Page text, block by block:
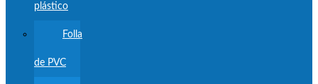
plástico
Folla
de PVC